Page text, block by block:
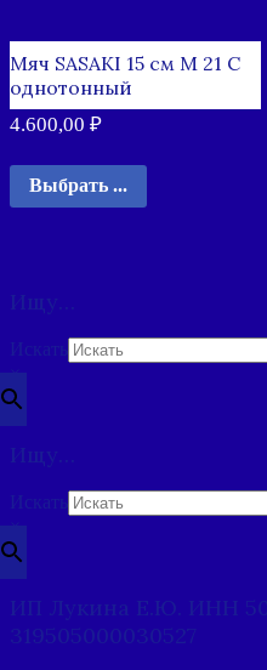
Мяч SASAKI 15 см M 21 C
однотонный
4.600,00 ₽
Выбрать ...
Ищу…
Искать
×
Ищу…
Искать
×
ИП Лукина Е.Ю. ИНН
319505000030527